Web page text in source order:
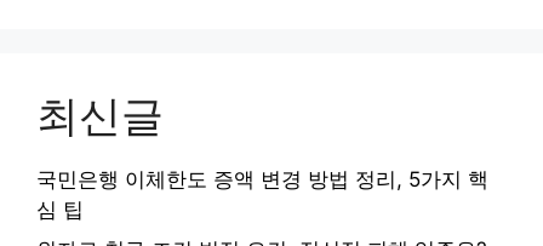
최신글
국민은행 이체한도 증액 변경 방법 정리, 5가지 핵
심 팁